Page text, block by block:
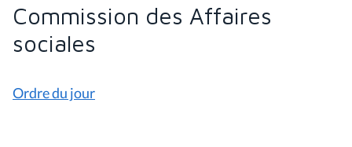
Commission des Affaires
sociales
Ordre du jour